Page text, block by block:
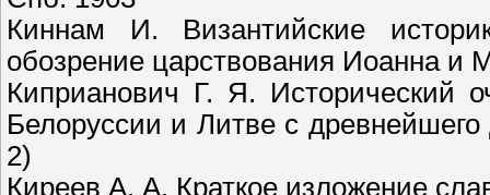
Киннам И. Византийские
обозрение царствования Иоанна и
Киприанович Г. Я. Исторический
Белоруссии и Литве с
2)
Киреев А. А. Краткое изложение